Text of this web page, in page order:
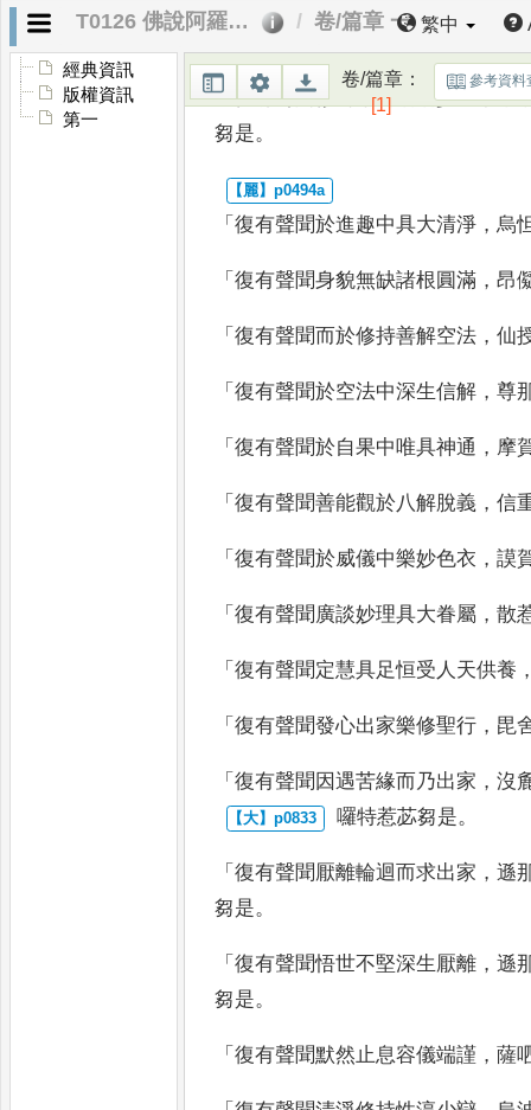
T0126 佛說阿羅漢具德經 卷/篇章 一 繁中
經典資訊
版權資訊
第一
卷/篇章：
[1]
參考資料
「復有聲聞修清淨智漸漸少塵，率
芻是。
「復有聲聞於進趣中具大清淨 ，烏
「復有聲聞身貌無缺諸根圓滿 ，昂
「復有聲聞而於修持善解空法 ，仙
「復有聲聞於空法中深生信解 ，尊
「復有聲聞於自果中唯具神通 ， 摩
「復有聲聞善能觀於八解脫義 ，信
「復有聲聞於威儀中樂妙色衣 ，謨
「復有聲聞廣談妙理具大眷屬 ，散
「復有聲聞定慧具足恒受人天供養
「復有聲聞發心出家樂修聖行 ， 毘
「復有聲聞因遇苦緣而乃出家 ，沒
囉特惹苾芻是。
「復有聲聞厭離輪迴而求出家 ，遜
芻是。
「復有聲聞悟世不堅深生厭離 ，遜
芻是。
「復有聲聞默然止息容儀端謹 ， 薩